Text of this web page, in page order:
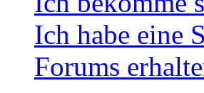
Ich habe eine
Forums